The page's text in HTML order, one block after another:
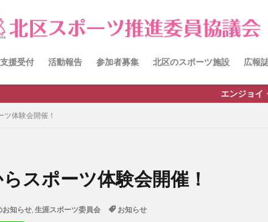
支援受付 活動報告 参加者募集 北区のスポーツ施設 広報
エンジョイ・スポ
体験会開催！
スポーツ体験会開催！
お知らせ, 生涯スポーツ委員会 お知らせ
ワークショップ
健康ハイキング委員会からのお知らせ
文士ウォーク 講習会のご報告